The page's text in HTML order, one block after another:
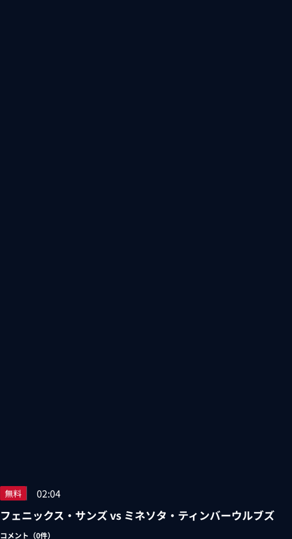
無料 02:04
フェニックス・サンズ vs ミネソタ・ティンバーウルブズ
コメント（0件）